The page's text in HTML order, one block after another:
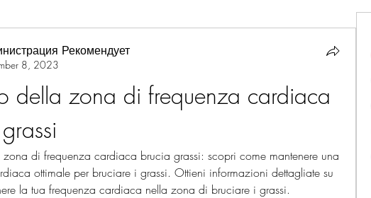
Рекомендует
8, 2023
della zona di frequenza cardiaca
di frequenza cardiaca brucia grassi: scopri come mantenere una
ottimale per bruciare i grassi. Ottieni informazioni dettagliate su
la tua frequenza cardiaca nella zona di bruciare i grassi.